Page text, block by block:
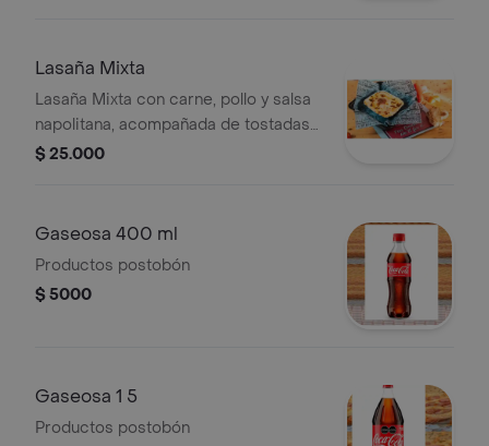
Lasaña Mixta
Lasaña Mixta con carne, pollo y salsa
napolitana, acompañada de tostadas
de ajo.
$ 25.000
Gaseosa 400 ml
Productos postobón
$ 5000
Gaseosa 1 5
Productos postobón